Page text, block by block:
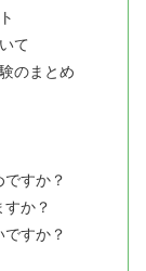
て
のまとめ
すか？
か？
すか？